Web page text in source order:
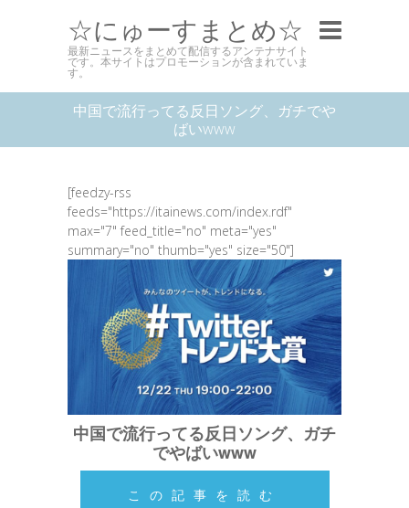
☆にゅーすまとめ☆
最新ニュースをまとめて配信するアンテナサイト
です。本サイトはプロモーションが含まれていま
す。
中国で流行ってる反日ソング、ガチでや
ばいwww
[feedzy-rss
feeds="https://itainews.com/index.rdf"
max="7" feed_title="no" meta="yes"
summary="no" thumb="yes" size="50"]
中国で流行ってる反日ソング、ガチ
でやばいwww
この記事を読む